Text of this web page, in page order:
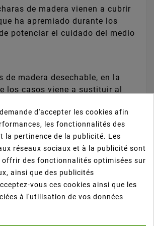
de madera vienen a cubrir
ha apremiado durante los
potenciar el cuidado del medio
de madera desechable, en la
los casos viene a sustituir al
y bien presentado gracias a
totalmente vegetal (durante su
no entra ningún
d'accepter les cookies afin
les fonctionnalités des
la pertinence de la publicité. Les
réseaux sociaux et à la publicité sont
offrir des fonctionnalités optimisées sur
ainsi que des publicités
vous ces cookies ainsi que les
à l'utilisation de vos données